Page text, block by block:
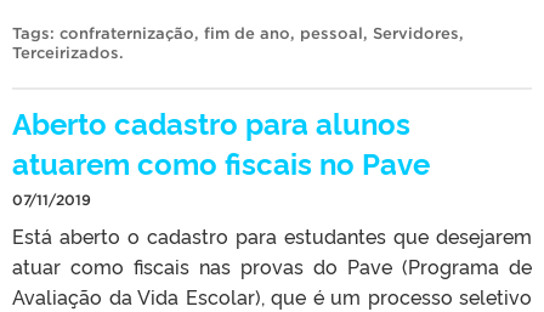
Tags: confraternização, fim de ano, pessoal, Servidores,
Terceirizados.
Aberto cadastro para alunos
atuarem como fiscais no Pave
07/11/2019
Está aberto o cadastro para estudantes que desejarem
atuar como fiscais nas provas do Pave (Programa de
Avaliação da Vida Escolar), que é um processo seletivo